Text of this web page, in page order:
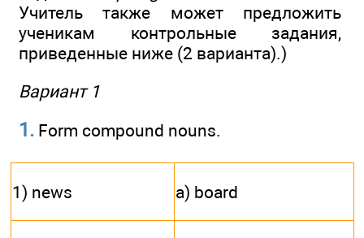
Учитель также может предложить
ученикам контрольные задания,
приведенные ниже (2 варианта).)
Вариант 1
1. Form compound nouns.
1) news a) board